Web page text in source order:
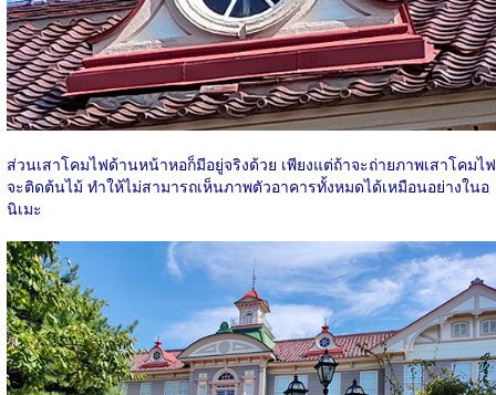
ส่วนเสาโคมไฟด้านหน้าหอก็มีอยู่จริงด้วย เพียงแต่ถ้าจะถ่ายภาพเสาโคมไฟ
จะติดต้นไม้ ทำให้ไม่สามารถเห็นภาพตัวอาคารทั้งหมดได้เหมือนอย่างในอ
นิเมะ